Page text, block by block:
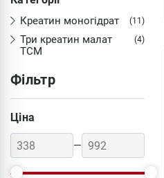
Креатин моногідрат (11)
Три креатин малат
TCM
(4)
Фільтр
Ціна
—